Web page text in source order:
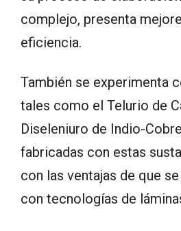
complejo, presenta
eficiencia.
También se experimenta
tales como el Telurio de
Diseleniuro de Indio-
fabricadas con estas
con las ventajas de que
con tecnologías de